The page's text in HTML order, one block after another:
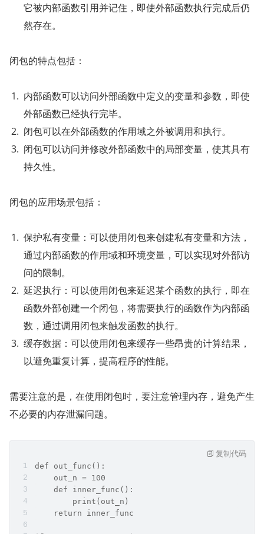
它被内部函数引用并记住，即使外部函数执行完成后仍
然存在。
闭包的特点包括：
内部函数可以访问外部函数中定义的变量和参数，即使
外部函数已经执行完毕。
闭包可以在外部函数的作用域之外被调用和执行。
闭包可以访问并修改外部函数中的局部变量，使其具有
持久性。
闭包的应用场景包括：
保护私有变量：可以使用闭包来创建私有变量和方法，
通过内部函数的作用域和环境变量，可以实现对外部访
问的限制。
延迟执行：可以使用闭包来延迟某个函数的执行，即在
函数外部创建一个闭包，将需要执行的函数作为内部函
数，通过调用闭包来触发函数的执行。
缓存数据：可以使用闭包来缓存一些昂贵的计算结果，
以避免重复计算，提高程序的性能。
需要注意的是，在使用闭包时，要注意管理内存，避免产生
不必要的内存泄漏问题。
def out_func():
    out_n = 100
    def inner_func():
        print(out_n)
    return inner_func
复制代码